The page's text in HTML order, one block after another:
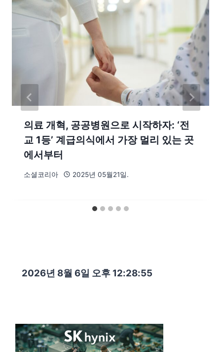
의료 개혁, 공공병원으로 시작하자: ‘전
교 1등’ 계급의식에서 가장 멀리 있는 곳
에서부터
소셜코리아 2025년 05월21일.
2026년 8월 6일 오후 12:28:57